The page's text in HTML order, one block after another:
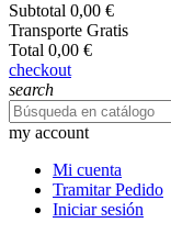
Subtotal 0,00 €
Transporte Gratis
Total 0,00 €
checkout
search
my account
Mi cuenta
Tramitar Pedido
Iniciar sesión